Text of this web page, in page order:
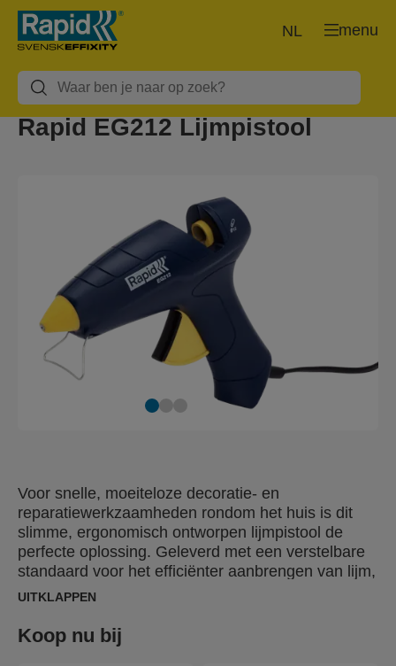
menu
NL
Rapid EG212 Lijmpistool
Voor snelle, moeiteloze decoratie- en
reparatiewerkzaamheden rondom het huis is dit
slimme, ergonomisch ontworpen lijmpistool de
perfecte oplossing. Geleverd met een verstelbare
standaard voor het efficiënter aanbrengen van lijm,
een soft grip handvat voor meer controle en
UITKLAPPEN
Koop nu bij